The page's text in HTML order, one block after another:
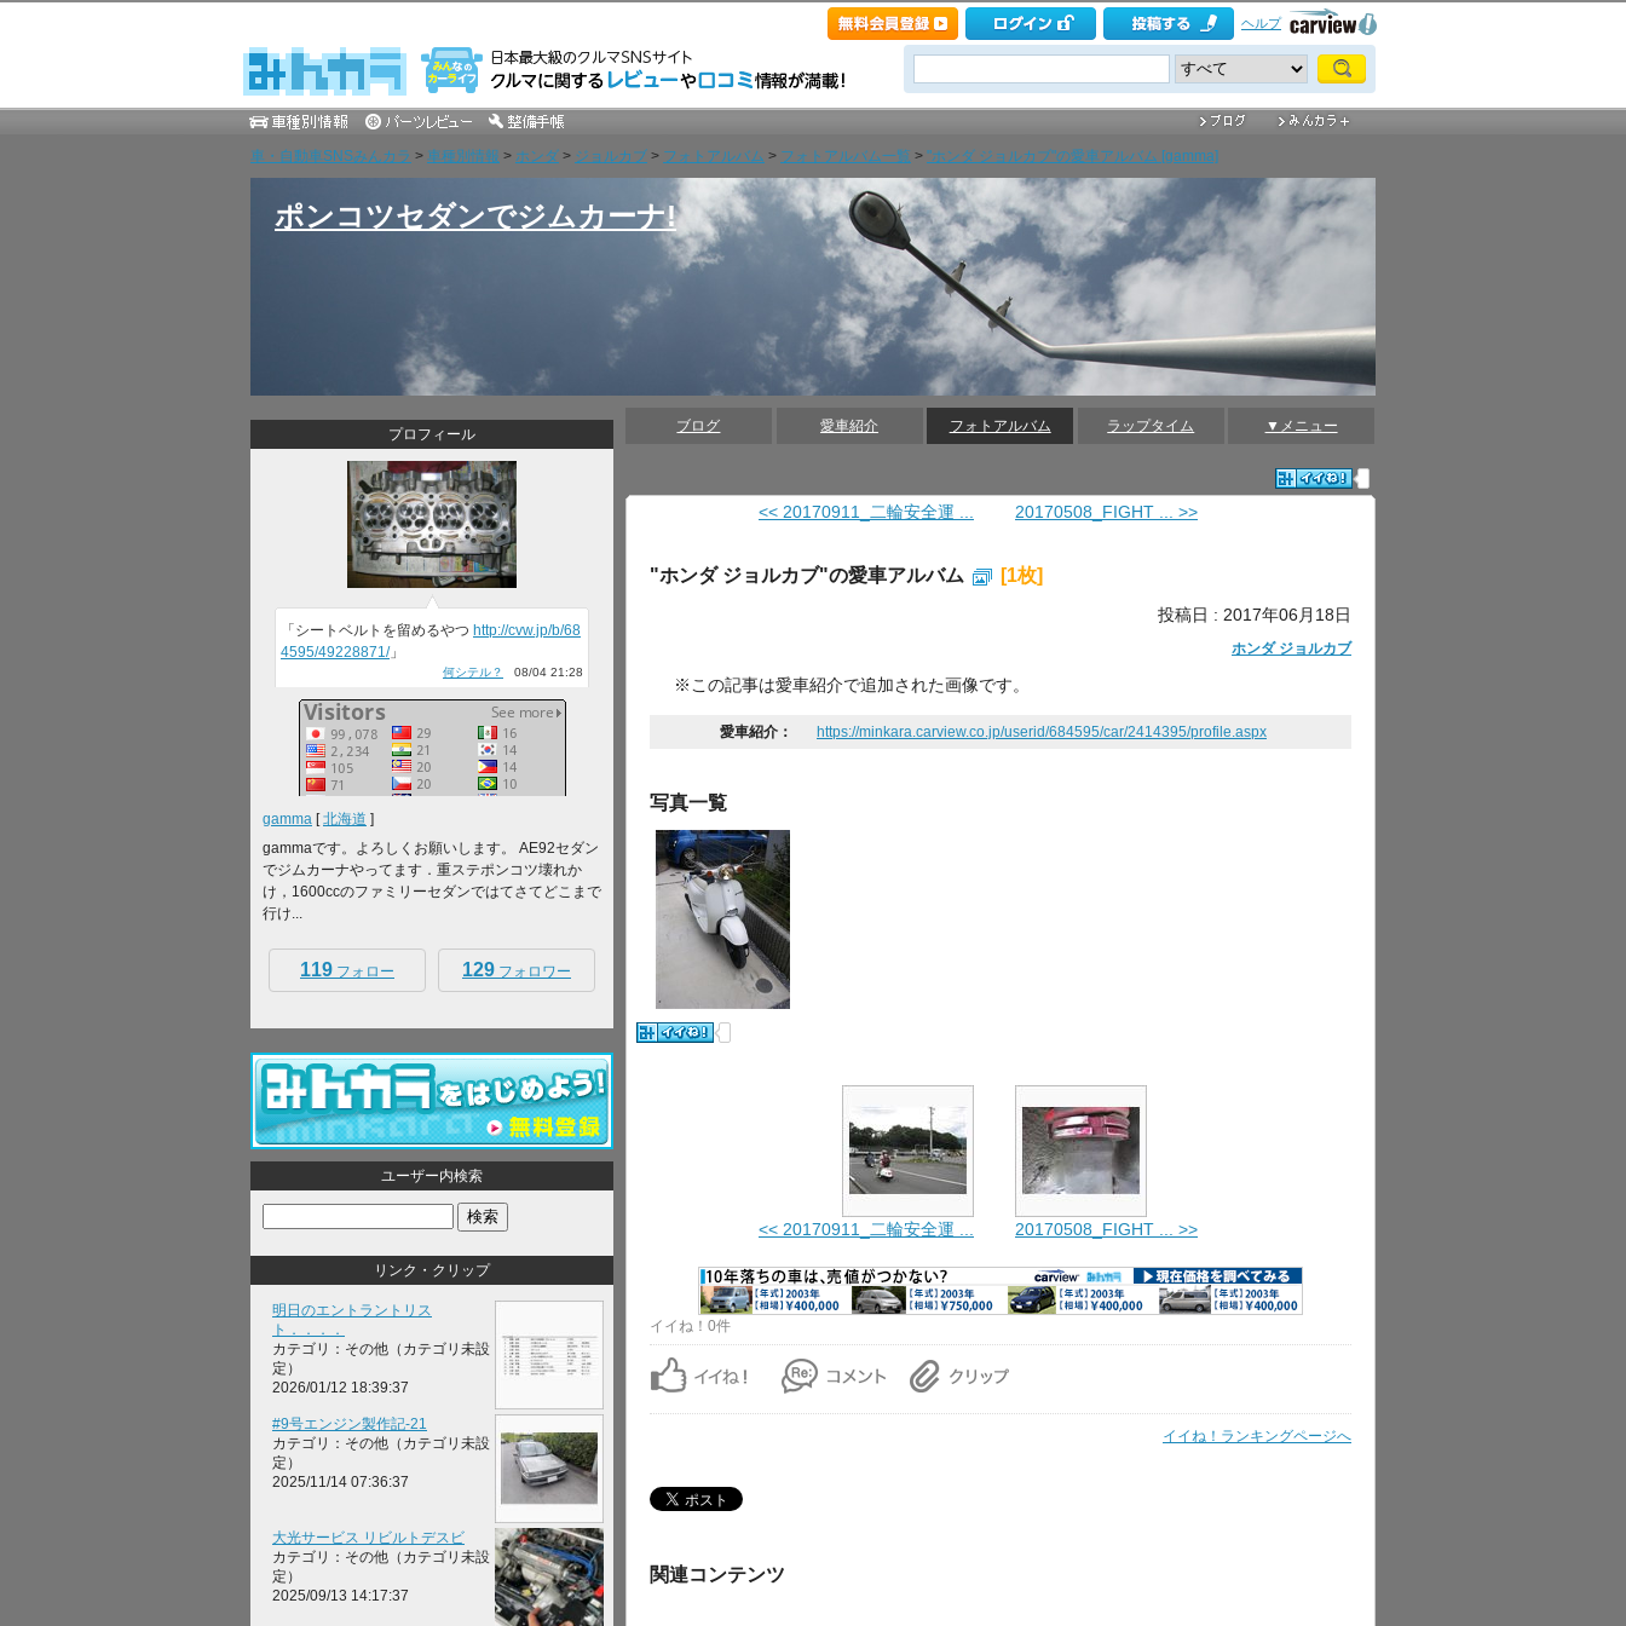
ヘルプ
車・自動車SNSみんカラ > 車種別情報 > ホンダ > ジョルカブ > フォトアルバム > フォトアルバム一覧 > "ホンダ ジョルカブ"の愛車アルバム [gamma]
ポンコツセダンでジムカーナ!
ブログ 愛車紹介 フォトアルバム ラップタイム ▼メニュー
<< 20170911_二輪安全運 ... 20170508_FIGHT ... >>
"ホンダ ジョルカブ"の愛車アルバム [1枚]
投稿日 : 2017年06月18日
ホンダ ジョルカブ
※この記事は愛車紹介で追加された画像です。
愛車紹介： https://minkara.carview.co.jp/userid/684595/car/2414395/profile.aspx
写真一覧
<< 20170911_二輪安全運 ... 20170508_FIGHT ... >>
イイね！0件
イイね！ランキングページへ
関連コンテンツ
プロフィール
「シートベルトを留めるやつ http://cvw.jp/b/68
4595/49228871/」
何シテル？ 08/04 21:28
gamma [北海道 ]
gammaです。よろしくお願いします。 AE92セダン
でジムカーナやってます．重ステポンコツ壊れか
け，1600ccのファミリーセダンではてさてどこまで
行け...
119 フォロー 129 フォロワー
ユーザー内検索
リンク・クリップ
明日のエントラントリス
ト．．．．
カテゴリ：その他（カテゴリ未設
定）
2026/01/12 18:39:37
#9号エンジン製作記-21
カテゴリ：その他（カテゴリ未設
定）
2025/11/14 07:36:37
大光サービス リビルトデスビ
カテゴリ：その他（カテゴリ未設
定）
2025/09/13 14:17:37